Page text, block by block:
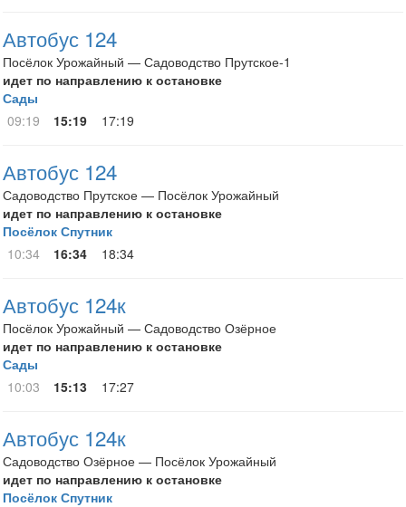
Автобус 124
Посёлок Урожайный — Садоводство Прутское-1
идет по направлению к остановке
Сады
09:19
15:19 17:19
Автобус 124
Садоводство Прутское — Посёлок Урожайный
идет по направлению к остановке
Посёлок Спутник
10:34
16:34 18:34
Автобус 124к
Посёлок Урожайный — Садоводство Озёрное
идет по направлению к остановке
Сады
10:03
15:13 17:27
Автобус 124к
Садоводство Озёрное — Посёлок Урожайный
идет по направлению к остановке
Посёлок Спутник